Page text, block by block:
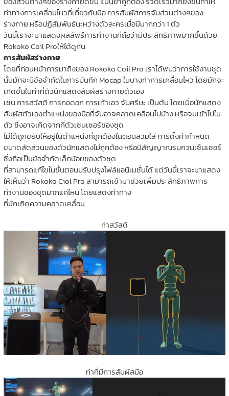
ท่าทางการเคลื่อนไหวที่เกี่ยวกับมือ การสัมผัสการจับส่วนต่างๆของ
ร่างกาย หรือปฏิสัมพันธ์นะหว่างตัวละครเมื่อมีมากกว่า 1 ตัว
วันนี้เราจะมาแสดงผลลัพธ์การทำงานที่ถือว่ามีประสิทธิภาพมากขึ้นด้วย
Rokoko Coil Proให้ได้ดูกัน
การสัมผัสร่างกาย
โดยที่ก่อนหน้าการมาถึงของ Rokoko Coil Pro เราได้พบว่าการใช้งานชุด
นั้นมักจะมีข้อจำกัดในการบันทึก Mocap ในบางท่าการเคลื่อนไหว โดยมักจะ
เกิดขึ้นในท่าที่ตัวนักแสดงสัมผัสร่างกายตัวเอง
เช่น การสวัสดี การกอดอก การเท้าเอว จับศรีษะ เป็นต้น โดยเมื่อนักแสดง
สัมผัสตัวเองตำแหน่งของมือที่จับอาจคลาดเคลื่อนไปบ้าง หรือจมเข้าไปใน
ตัว ซึ่งอาจเกิดจากที่ตัวเซนเซอร์ของชุด
ไม่ได้ถูกขยับให้อยู่ในตำแหน่งที่ถูกต้องในตอนสวมใส่ การตั้งค่ากำหนด
ขนาดสัดส่วนของตัวนักแสดงไม่ถูกต้อง หรือมีสัญญาณรบกวนเซ็นเซอร์
ซึ่งถือเป็นข้อจำกัดเล็กน้อยของตัวชุด
ที่สามารถแก้ไขในขั้นตอนปรับปรุงไฟล์แอนิเมชั่นได้ แต่วันนี้เราจะมาแสดง
ให้เห็นว่า Rokoko Ciol Pro สามารถเข้ามาช่วยเพิ่มประสิทธิภาพการ
ทำงานของชุดมากแค่ไหน โดยแสดงท่าทาง
ที่มักเกิดความคลาดเคลื่อน
ท่าสวัสดี
ท่าที่มีการสัมผัสมือ